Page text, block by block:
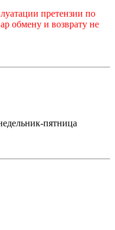
претензии по
обмену и возврату не
пятница